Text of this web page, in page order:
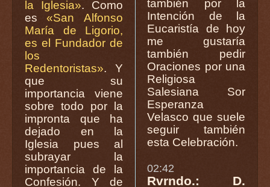
la Iglesia». Como
es «San Alfonso
María de Ligorio,
es el Fundador de
los
Redentoristas». Y
que su
importancia viene
sobre todo por la
impronta que ha
dejado en la
Iglesia pues al
subrayar la
importancia de la
Confesión. Y de
también por la
Intención de la
Eucaristía de hoy
me gustaría
también pedir
Oraciones por una
Religiosa
Salesiana Sor
Esperanza
Velasco que suele
seguir también
esta Celebración.
02:42
Rvrndo.: D.